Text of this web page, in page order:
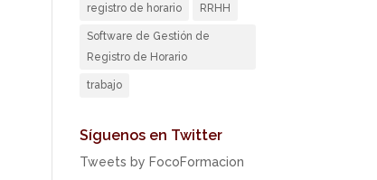
registro de horario RRHH
Software de Gestión de
Registro de Horario
trabajo
Síguenos en Twitter
Tweets by FocoFormacion